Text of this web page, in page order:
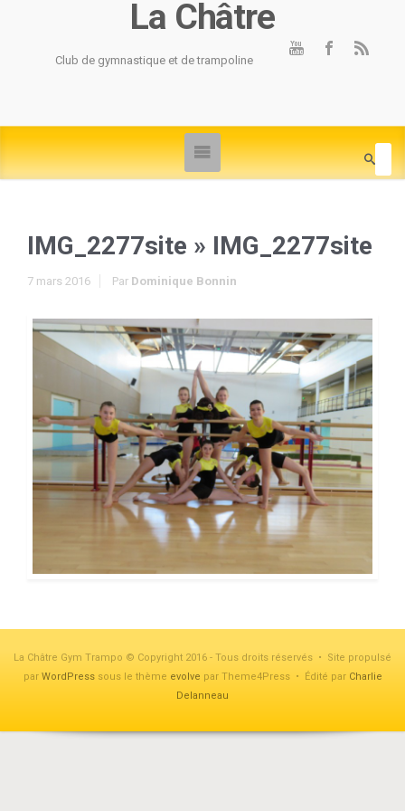
La Châtre
Club de gymnastique et de trampoline
IMG_2277site » IMG_2277site
7 mars 2016 Par Dominique Bonnin
La Châtre Gym Trampo © Copyright 2016 - Tous droits réservés • Site propulsé
par WordPresssous le thème evolve par Theme4Press • Édité par Charlie
Delanneau